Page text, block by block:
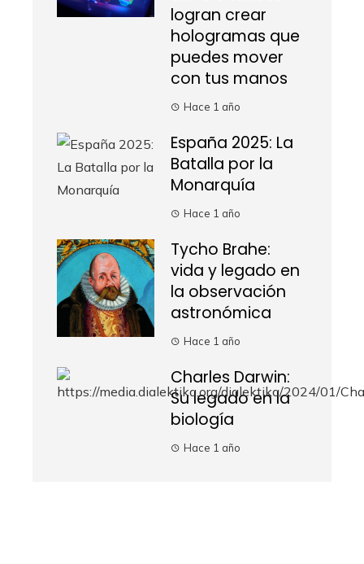
logran crear
hologramas que
puedes mover
con tus manos
Hace 1 año
España 2025: La
Batalla por la
Monarquía
Hace 1 año
Tycho Brahe:
vida y legado en
la observación
astronómica
Hace 1 año
Charles Darwin:
Su legado en la
biología
Hace 1 año